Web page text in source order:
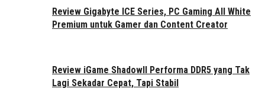
Review Gigabyte ICE Series, PC Gaming All White
Premium untuk Gamer dan Content Creator
Review iGame ShadowII Performa DDR5 yang Tak
Lagi Sekadar Cepat, Tapi Stabil